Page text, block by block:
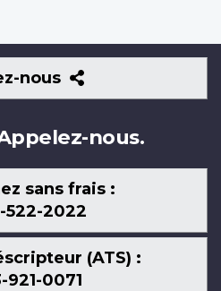
nous
Suivez-
nous
nous.
sans frais :
522-2022
(ATS) :
921-0071